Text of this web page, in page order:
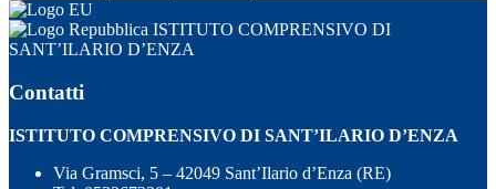
ISTITUTO COMPRENSIVO DI
SANT’ILARIO D’ENZA
Contatti
ISTITUTO COMPRENSIVO DI SANT’ILARIO D’ENZA
Via Gramsci, 5 – 42049 Sant’Ilario d’Enza (RE)